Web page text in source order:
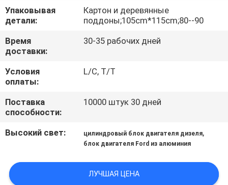
СВЯЖИТЕСЬ
МЫ
НОВОСТИ
ЦИТАТУ
САЙТА
Упаковывая
детали:
Картон и деревянные
поддоны;105cm*115cm;80--90
Время
доставки:
30-35 рабочих дней
Условия
оплаты:
L/C, T/T
Поставка
способности:
10000 штук 30 дней
Высокий свет: цилиндровый блок двигателя дизеля,
блок двигателя Ford из алюминия
ЛУЧШАЯ ЦЕНА